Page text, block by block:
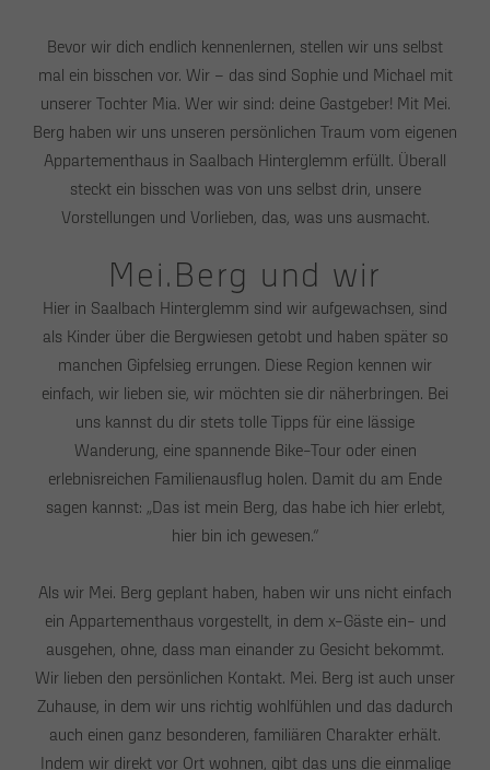
Bevor wir dich endlich kennenlernen, stellen wir uns selbst
mal ein bisschen vor. Wir – das sind Sophie und Michael mit
unserer Tochter Mia. Wer wir sind: deine Gastgeber! Mit Mei.
Berg haben wir uns unseren persönlichen Traum vom eigenen
Appartementhaus in Saalbach Hinterglemm erfüllt. Überall
steckt ein bisschen was von uns selbst drin, unsere
Vorstellungen und Vorlieben, das, was uns ausmacht.
Mei.Berg und wir
Hier in Saalbach Hinterglemm sind wir aufgewachsen, sind
als Kinder über die Bergwiesen getobt und haben später so
manchen Gipfelsieg errungen. Diese Region kennen wir
einfach, wir lieben sie, wir möchten sie dir näherbringen. Bei
uns kannst du dir stets tolle Tipps für eine lässige
Wanderung, eine spannende Bike-Tour oder einen
erlebnisreichen Familienausflug holen. Damit du am Ende
sagen kannst: „Das ist mein Berg, das habe ich hier erlebt,
hier bin ich gewesen.“
Als wir Mei. Berg geplant haben, haben wir uns nicht einfach
ein Appartementhaus vorgestellt, in dem x-Gäste ein- und
ausgehen, ohne, dass man einander zu Gesicht bekommt.
Wir lieben den persönlichen Kontakt. Mei. Berg ist auch unser
Zuhause, in dem wir uns richtig wohlfühlen und das dadurch
auch einen ganz besonderen, familiären Charakter erhält.
Indem wir direkt vor Ort wohnen, gibt das uns die einmalige